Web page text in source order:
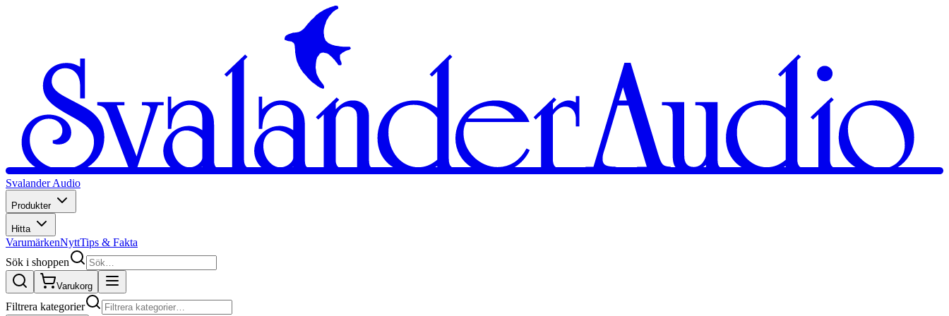
Svalander Audio
Produkter
Hitta
VarumärkenNyttTips & Fakta
Sök i shoppen
Varukorg
Filtrera kategorier